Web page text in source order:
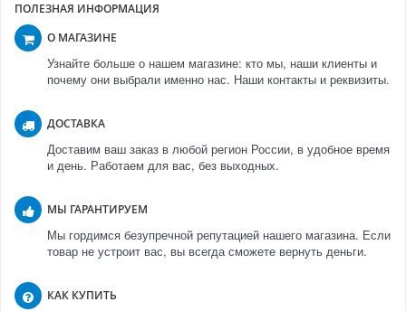
ПОЛЕЗНАЯ ИНФОРМАЦИЯ
О МАГАЗИНЕ
Узнайте больше о нашем магазине: кто мы, наши клиенты и
почему они выбрали именно нас. Наши контакты и реквизиты.
ДОСТАВКА
Доставим ваш заказ в любой регион России, в удобное время
и день. Работаем для вас, без выходных.
МЫ ГАРАНТИРУЕМ
Мы гордимся безупречной репутацией нашего магазина. Если
товар не устроит вас, вы всегда сможете вернуть деньги.
КАК КУПИТЬ